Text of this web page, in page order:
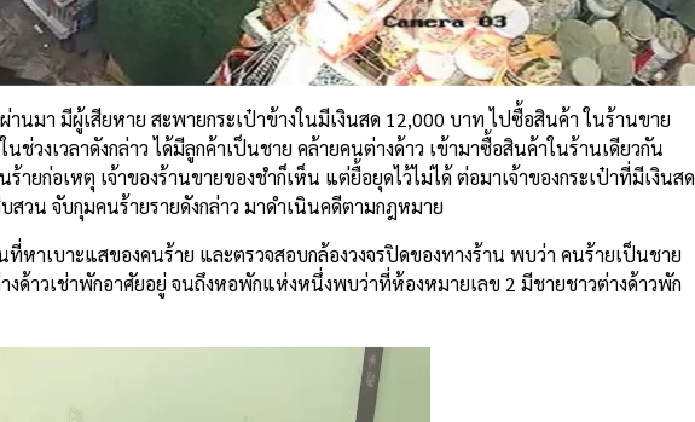
นมา มีผู้เสียหาย สะพายกระเป๋าข้างในมีเงินสด 12,000 บาท ไปซื้อสินค้า ในร้านขาย
ช่วงเวลาดังกล่าว ได้มีลูกค้าเป็นชาย คล้ายคนต่างด้าว เข้ามาซื้อสินค้าในร้านเดียวกัน
ยก่อเหตุ เจ้าของร้านขายของชำก็เห็น แต่ยื้อยุดไว้ไม่ได้ ต่อมาเจ้าของกระเป๋าที่มีเงินสด
สวน จับกุมคนร้ายรายดังกล่าว มาดำเนินคดีตามกฎหมาย
าเบาะแสของคนร้าย และตรวจสอบกล้องวงจรปิดของทางร้าน พบว่า คนร้ายเป็นชาย
ด้าวเช่าพักอาศัยอยู่ จนถึงหอพักแห่งหนึ่งพบว่าที่ห้องหมายเลข 2 มีชายชาวต่างด้าวพัก